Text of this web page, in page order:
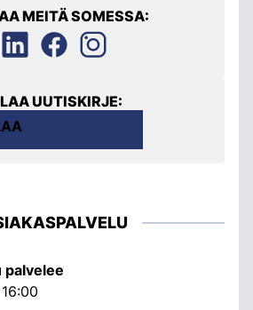
MEITÄ SOMESSA:
UUTISKIRJE:
palvelee